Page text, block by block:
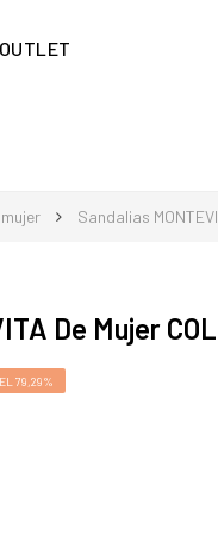
OUTLET
Sandalias
De Mujer
79,29%